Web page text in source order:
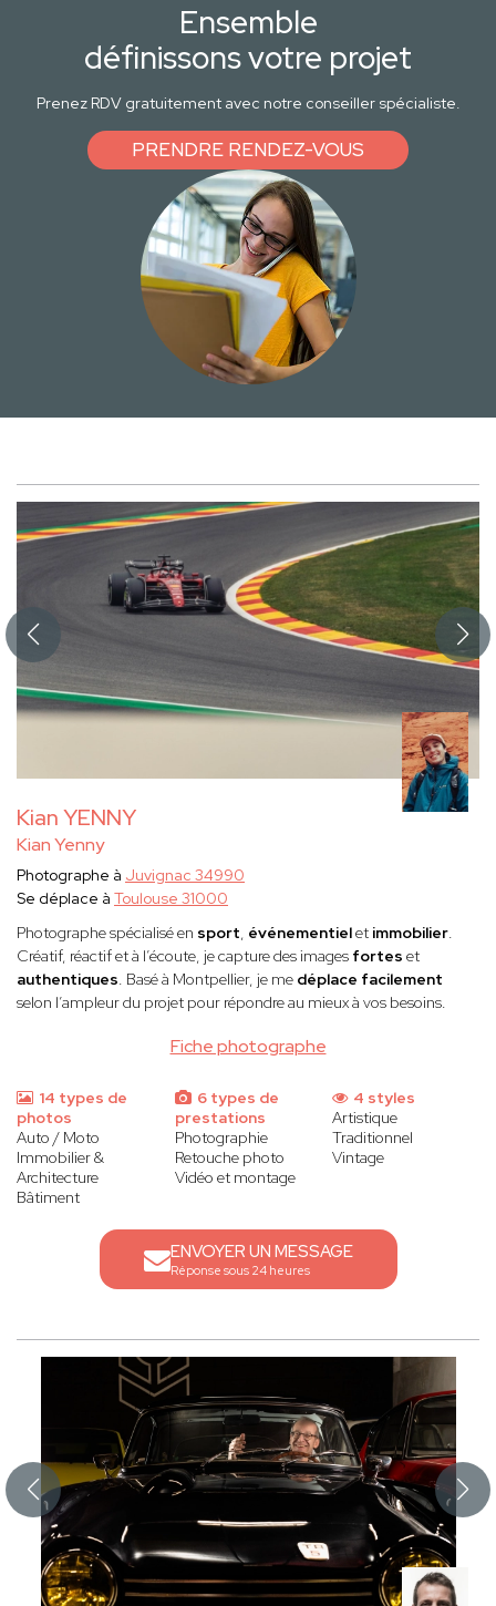
Ensemble
définissons votre projet
Prenez RDV gratuitement avec notre conseiller spécialiste.
PRENDRE RENDEZ-VOUS
Kian YENNY
Kian Yenny
Fiche photographe
Photographe à Juvignac 34990
Se déplace à Toulouse 31000
Photographe spécialisé en sport, événementielet immobilier.
Créatif, réactif et à l’écoute, je capture des images fortes et
authentiques. Basé à Montpellier, je me déplace facilement
selon l’ampleur du projet pour répondre au mieux à vos besoins.
14 types de
photos
Auto / Moto
Immobilier &
Architecture
Bâtiment
6 types de
prestations
Photographie
Retouche photo
Vidéo et montage
4 styles
Artistique
Traditionnel
Vintage
ENVOYER UN MESSAGE
Réponse sous 24 heures